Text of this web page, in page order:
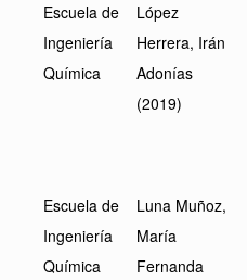
Escuela de
Ingeniería
Química
López
Herrera, Irán
Adonías
(2019)
Escuela de
Ingeniería
Química
Luna Muñoz,
María
Fernanda